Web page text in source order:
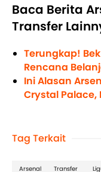
Baca Berita
Transfer
Terungkap!
Rencana
Ini Alasan
Crystal Palace,
Tag Terkait
Arsenal Transfer